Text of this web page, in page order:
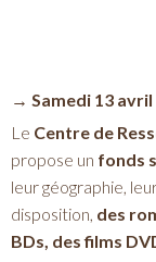
→ Samedi 13 avril
Le Centre de
propose un fonds
leur géographie,
disposition, des
BDs, des films